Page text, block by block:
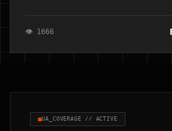
робота
👁 1666
UA_COVERAGE // ACTIVE